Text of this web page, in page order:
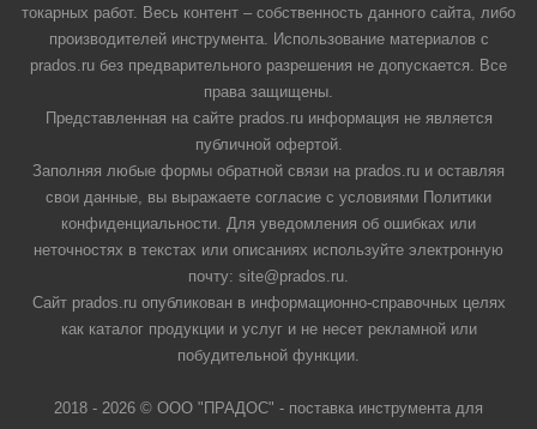
токарных работ. Весь контент – собственность данного сайта, либо
производителей инструмента. Использование материалов с
prados.ru без предварительного разрешения не допускается. Все
права защищены.
Представленная на сайте prados.ru информация не является
публичной офертой.
Заполняя любые формы обратной связи на prados.ru и оставляя
свои данные, вы выражаете согласие с условиями Политики
конфиденциальности. Для уведомления об ошибках или
неточностях в текстах или описаниях используйте электронную
почту: site@prados.ru.
Сайт prados.ru опубликован в информационно-справочных целях
как каталог продукции и услуг и не несет рекламной или
побудительной функции.
2018 - 2026 © ООО "ПРАДОС" - поставка инструмента для